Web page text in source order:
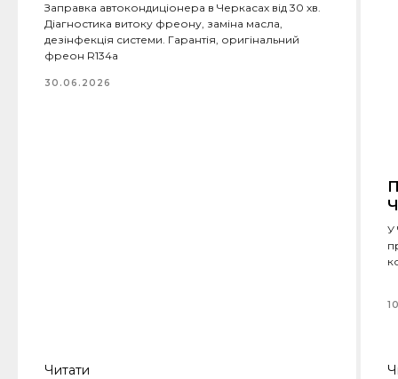
Заправка автокондиціонера в Черкасах від 30 хв.
Діагностика витоку фреону, заміна масла,
дезінфекція системи. Гарантія, оригінальний
фреон R134a
30.06.2026
Читати
У